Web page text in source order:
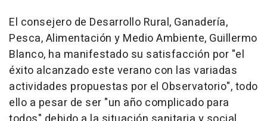
El consejero de Desarrollo Rural, Ganadería,
Pesca, Alimentación y Medio Ambiente, Guillermo
Blanco, ha manifestado su satisfacción por "el
éxito alcanzado este verano con las variadas
actividades propuestas por el Observatorio", todo
ello a pesar de ser "un año complicado para